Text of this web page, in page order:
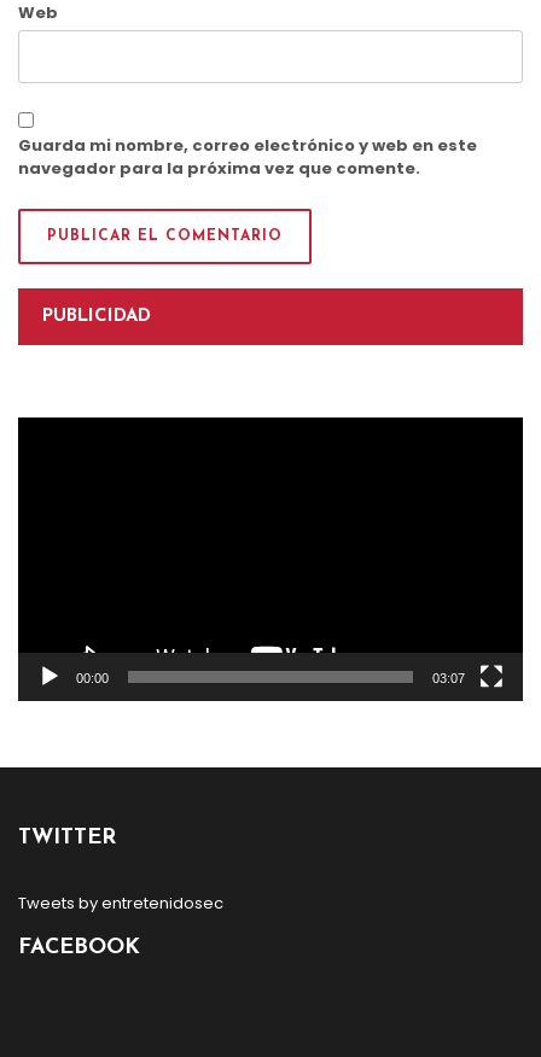
Web
Guarda mi nombre, correo electrónico y web en este
navegador para la próxima vez que comente.
PUBLICIDAD
00:00 03:07
TWITTER
Tweets by entretenidosec
FACEBOOK